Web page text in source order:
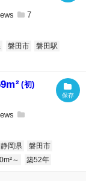
7
磐田市
磐田駅
(初)
静岡県
磐田市
～ 築52年